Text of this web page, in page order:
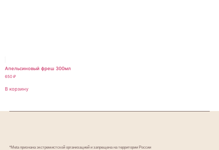
Апельсиновый фреш 300мл
650 ₽
В корзину
*Meta признана экстремистской организацией и запрещена на территории России